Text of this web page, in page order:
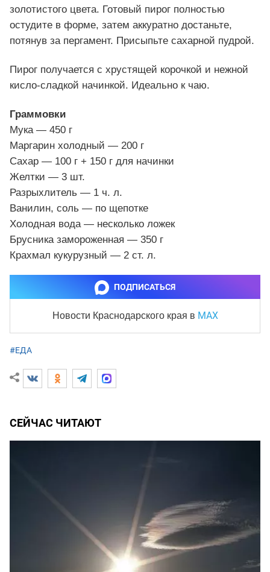
золотистого цвета. Готовый пирог полностью
остудите в форме, затем аккуратно достаньте,
потянув за пергамент. Присыпьте сахарной пудрой.
Пирог получается с хрустящей корочкой и нежной
кисло-сладкой начинкой. Идеально к чаю.
Граммовки
Мука — 450 г
Маргарин холодный — 200 г
Сахар — 100 г + 150 г для начинки
Желтки — 3 шт.
Разрыхлитель — 1 ч. л.
Ванилин, соль — по щепотке
Холодная вода — несколько ложек
Брусника замороженная — 350 г
Крахмал кукурузный — 2 ст. л.
ПОДПИСАТЬСЯ
Новости Краснодарского края в MAX
#ЕДА
СЕЙЧАС ЧИТАЮТ